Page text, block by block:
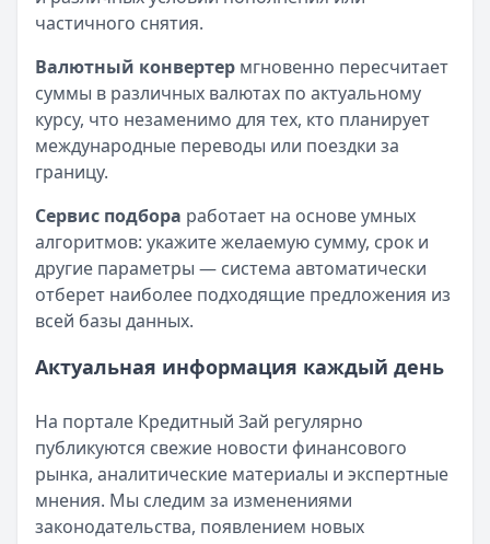
частичного снятия.
Валютный конвертер мгновенно пересчитает
суммы в различных валютах по актуальному
курсу, что незаменимо для тех, кто планирует
международные переводы или поездки за
границу.
Сервис подбора работает на основе умных
алгоритмов: укажите желаемую сумму, срок и
другие параметры — система автоматически
отберет наиболее подходящие предложения из
всей базы данных.
Актуальная информация каждый день
На портале Кредитный Зай регулярно
публикуются свежие новости финансового
рынка, аналитические материалы и экспертные
мнения. Мы следим за изменениями
законодательства, появлением новых